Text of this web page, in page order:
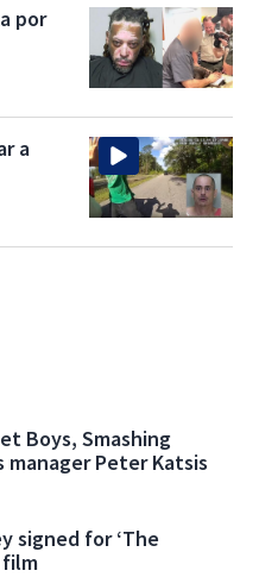
por
a
Boys, Smashing
manager Peter Katsis
signed for ‘The
film